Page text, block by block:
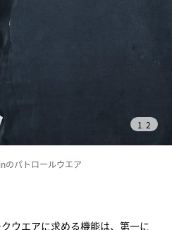
1 2
のパトロールウエア
ウエアに求める機能は、第一に